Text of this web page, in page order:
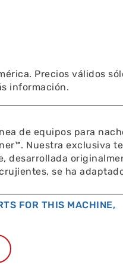
Precios válidos
información.
de equipos para
Nuestra exclusiva
desarrollada
se ha
FOR THIS MACHINE,